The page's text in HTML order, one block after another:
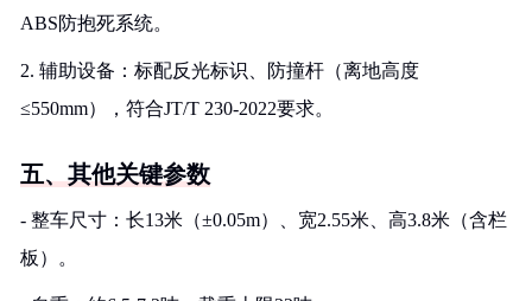
ABS防抱死系统。
2. 辅助设备：标配反光标识、防撞杆（离地高度
≤550mm），符合JT/T 230-2022要求。
五、其他关键参数
- 整车尺寸：长13米（±0.05m）、宽2.55米、高3.8米（含栏
板）。